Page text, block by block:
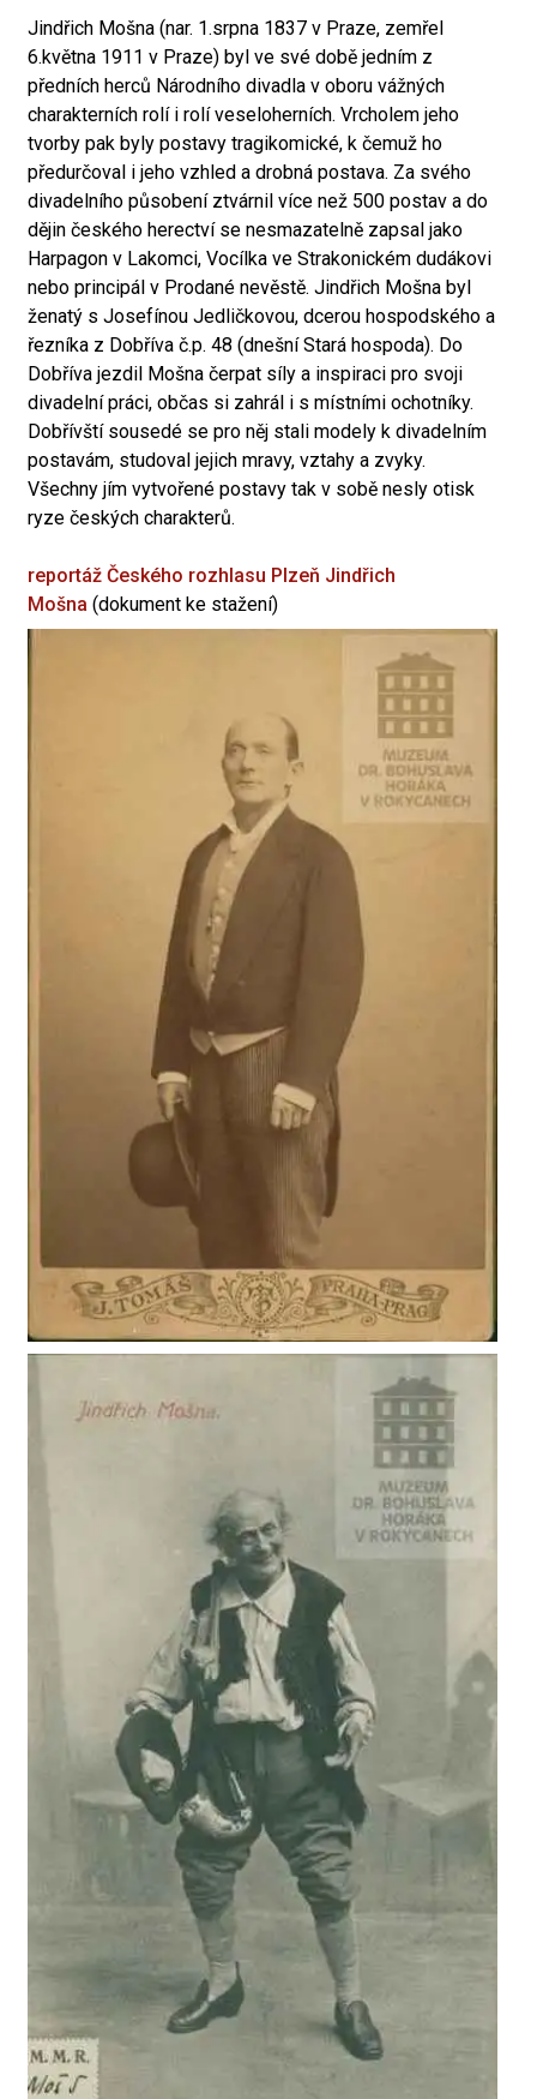
Jindřich Mošna (nar. 1.srpna 1837 v Praze, zemřel
6.května 1911 v Praze) byl ve své době jedním z
předních herců Národního divadla v oboru vážných
charakterních rolí i rolí veseloherních. Vrcholem jeho
tvorby pak byly postavy tragikomické, k čemuž ho
předurčoval i jeho vzhled a drobná postava. Za svého
divadelního působení ztvárnil více než 500 postav a do
dějin českého herectví se nesmazatelně zapsal jako
Harpagon v Lakomci, Vocílka ve Strakonickém dudákovi
nebo principál v Prodané nevěstě. Jindřich Mošna byl
ženatý s Josefínou Jedličkovou, dcerou hospodského a
řezníka z Dobříva č.p. 48 (dnešní Stará hospoda). Do
Dobříva jezdil Mošna čerpat síly a inspiraci pro svoji
divadelní práci, občas si zahrál i s místními ochotníky.
Dobřívští sousedé se pro něj stali modely k divadelním
postavám, studoval jejich mravy, vztahy a zvyky.
Všechny jím vytvořené postavy tak v sobě nesly otisk
ryze českých charakterů.
reportáž Českého rozhlasu Plzeň Jindřich
Mošna (dokument ke stažení)